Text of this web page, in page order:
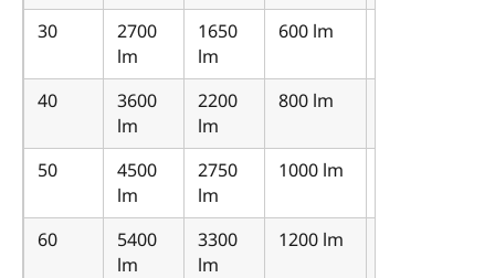
30
2700
lm
1650
lm
600 lm
40
3600
lm
2200
lm
800 lm
50
4500
lm
2750
lm
1000 lm
60
5400
lm
3300
lm
1200 lm